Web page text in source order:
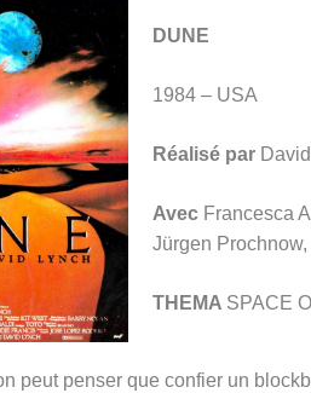
DUNE
1984 – USA
Réalisé par
Avec Francesca
Jürgen
THEMA SPACE
peut penser que confier un